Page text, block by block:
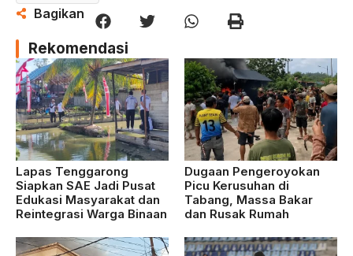
Bagikan
Rekomendasi
Lapas Tenggarong
Siapkan SAE Jadi Pusat
Edukasi Masyarakat dan
Reintegrasi Warga Binaan
Dugaan Pengeroyokan
Picu Kerusuhan di
Tabang, Massa Bakar
dan Rusak Rumah